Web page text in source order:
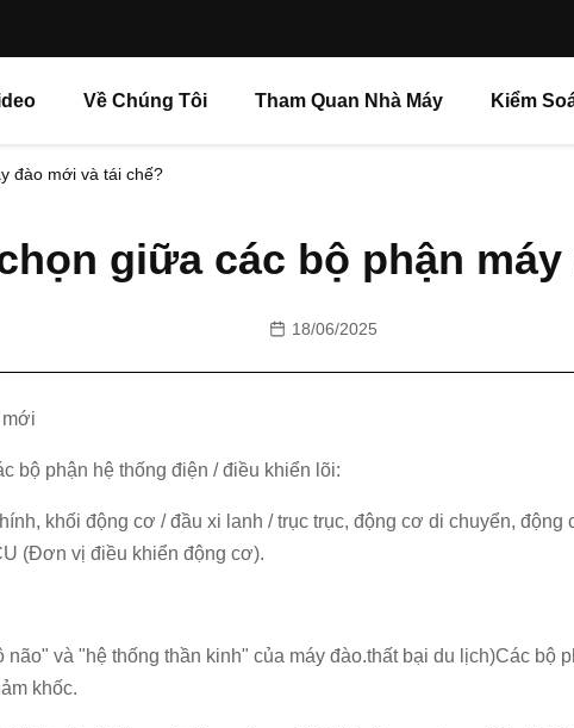
Về Chúng Tôi Tham Quan Nhà Máy Kiểm
đào mới và tái chế?
giữa các bộ phận
18/06/2025
mới
bộ phận hệ thống điện / điều khiển lõi:
khối động cơ / đầu xi lanh / trục trục, động cơ di chuyển,
(Đơn vị điều khiển động cơ).
và "hệ thống thần kinh" của máy đào.thất bại du lịch)Các
khốc.